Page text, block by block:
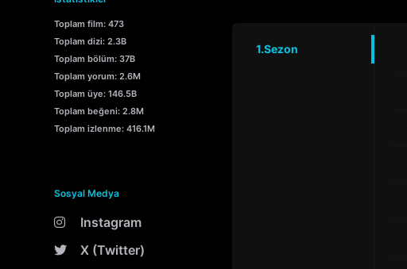
Toplam film: 473
Toplam dizi: 2.3B
Toplam bölüm: 37B
Toplam yorum: 2.6M
Toplam üye: 146.5B
Toplam beğeni: 2.8M
Toplam izlenme: 416.1M
Sosyal Medya
Instagram
X (Twitter)
1.Sezon